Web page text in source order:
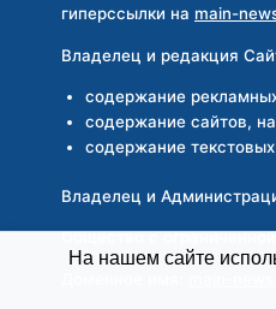
гиперссылки на main-
Владелец и редакция
содержание
содержание сайтов,
содержание
Владелец и
Общество с
На нашем сайте